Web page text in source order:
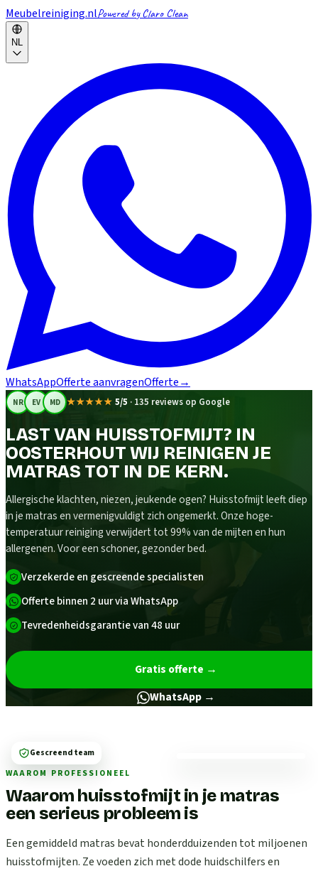
Meubelreiniging.nlPowered by Claro Clean
NL
WhatsAppOfferte aanvragenOfferte→
NR EV MD ★★★★★ 5/5 · 135 reviews op Google
LAST VAN HUISSTOFMIJT? IN
OOSTERHOUT WIJ REINIGEN JE
MATRAS TOT IN DE KERN.
Allergische klachten, niezen, jeukende ogen? Huisstofmijt leeft diep
in je matras en vermenigvuldigt zich ongemerkt. Onze hoge-
temperatuur reiniging verwijdert tot 99% van de mijten en hun
allergenen. Voor een schoner, gezonder bed.
Verzekerde en gescreende specialisten
Offerte binnen 2 uur via WhatsApp
Tevredenheidsgarantie van 48 uur
Gratis offerte →
WhatsApp →
WAAROM PROFESSIONEEL
Waarom huisstofmijt in je matras
een serieus probleem is
Een gemiddeld matras bevat honderdduizenden tot miljoenen
huisstofmijten. Ze voeden zich met dode huidschilfers en
Gescreend team